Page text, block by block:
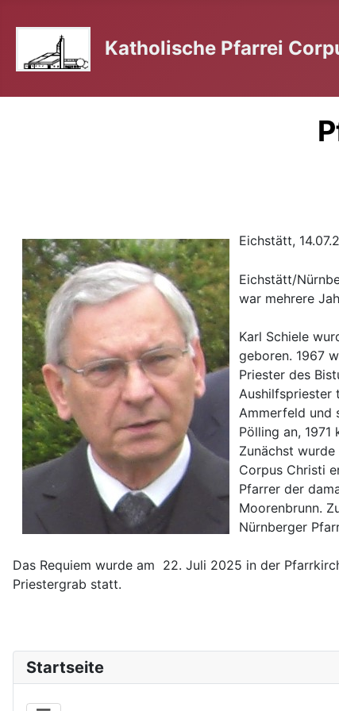
Katholische Pfarrei
Startseite
Eichstätt,
Eichstätt/
war mehrere
Karl Schiele
geboren. 1967
Priester des
Aushilfspriester
Ammerfeld und
Pölling an,
Zunächst
Corpus Christi
Pfarrer der
Moorenbrunn.
Nürnberger
Das Requiem wurde am 22. Juli 2025 in der
Priestergrab statt.